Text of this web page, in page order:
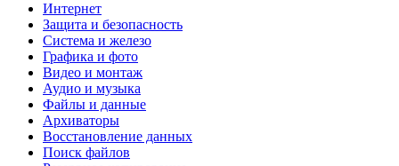
Интернет
Защита и безопасность
Система и железо
Графика и фото
Видео и монтаж
Аудио и музыка
Файлы и данные
Архиваторы
Восстановление данных
Поиск файлов